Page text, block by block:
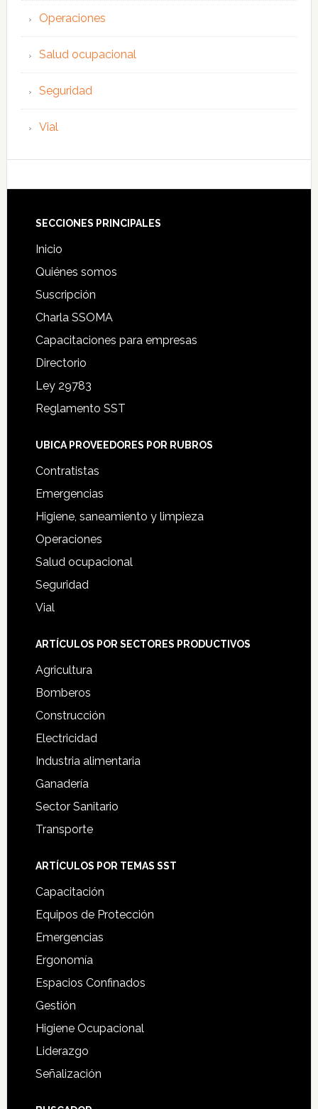
Operaciones
Salud ocupacional
Seguridad
Vial
Footer
SECCIONES PRINCIPALES
Inicio
Quiénes somos
Suscripción
Charla SSOMA
Capacitaciones para empresas
Directorio
Ley 29783
Reglamento SST
UBICA PROVEEDORES POR RUBROS
Contratistas
Emergencias
Higiene, saneamiento y limpieza
Operaciones
Salud ocupacional
Seguridad
Vial
ARTÍCULOS POR SECTORES PRODUCTIVOS
Agricultura
Bomberos
Construcción
Electricidad
Industria alimentaria
Ganadería
Sector Sanitario
Transporte
ARTÍCULOS POR TEMAS SST
Capacitación
Equipos de Protección
Emergencias
Ergonomía
Espacios Confinados
Gestión
Higiene Ocupacional
Liderazgo
Señalización